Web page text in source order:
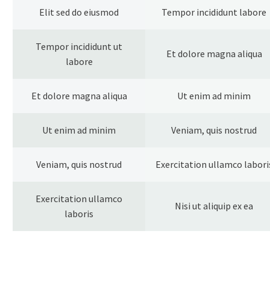
Elit sed do eiusmod Tempor incididunt labore
Tempor incididunt ut
labore
Et dolore magna aliqua
Et dolore magna aliqua Ut enim ad minim
Ut enim ad minim Veniam, quis nostrud
Veniam, quis nostrud Exercitation ullamco
Exercitation ullamco
laboris
Nisi ut aliquip ex ea